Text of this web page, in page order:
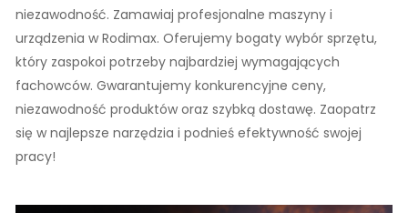
niezawodność. Zamawiaj profesjonalne maszyny i
urządzenia w Rodimax. Oferujemy bogaty wybór sprzętu,
który zaspokoi potrzeby najbardziej wymagających
fachowców. Gwarantujemy konkurencyjne ceny,
niezawodność produktów oraz szybką dostawę. Zaopatrz
się w najlepsze narzędzia i podnieś efektywność swojej
pracy!